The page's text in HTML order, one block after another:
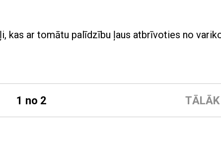
kas ar tomātu palīdzību ļaus atbrīvoties no
TĀLĀK
1 no 2